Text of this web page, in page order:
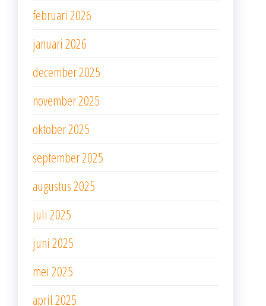
februari 2026
januari 2026
december 2025
november 2025
oktober 2025
september 2025
augustus 2025
juli 2025
juni 2025
mei 2025
april 2025